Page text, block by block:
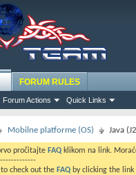
Forum Actions Quick Links
FORUM RULES
Mobilne platforme (OS) Java
pročitajte FAQ klikom na link.
check out the FAQ by clicking the link